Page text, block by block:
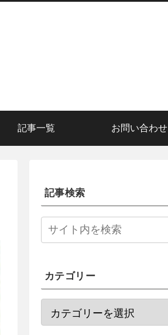
記事一覧 お問い合わせ
記事検索
カテゴリー